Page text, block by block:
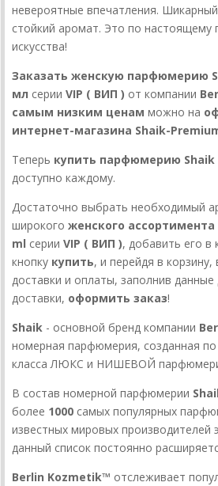
невероятные впечатления.
стойкий аромат. Это по настоящему
искусства!
Заказать женскую парфюмерию
мл серии VIP ( ВИП ) от компании
самым низким ценам можно на
интернет-магазина Shaik-
Теперь купить парфюмерию
доступно каждому.
Достаточно выбрать необходимый
широкого женского
ml серии VIP ( ВИП ), добавить его в
кнопку купить, и перейдя в
доставки и оплаты, заполнив
доставки, оформить заказ!
Shaik - основной бренд компании
номерная парфюмерия, созданная
класса ЛЮКС и НИШЕВОЙ
В состав номерной парфюмерии
более 1000 самых популярных
известных мировых
данный список постоянно
Berlin Kozmetik™ отслеживает